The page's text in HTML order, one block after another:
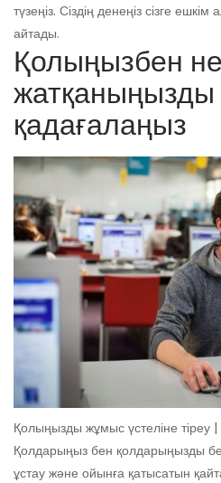
түзеңіз. Сіздің денеңіз сізге
айтады.
Қолыңызбен не
жатқаныңызды
қадағалаңыз
Қолыңызды жұмыс үстеліне тіреу
Қолдарыңыз бен қолдарыңызды
ұстау және ойынға қатысатын